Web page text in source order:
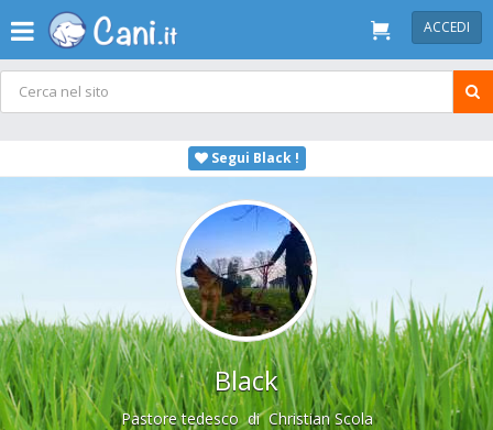
ACCEDI
Segui Black !
Black
Pastore tedescodiChristian Scola